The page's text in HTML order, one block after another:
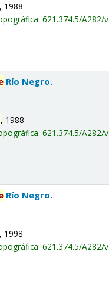
, 1988
621.374.5/A282/
Río Negro.
, 1988
621.374.5/A282/
Río Negro.
, 1998
621.374.5/A282/